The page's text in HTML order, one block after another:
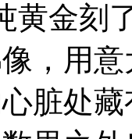
黄金刻
，用
脏处